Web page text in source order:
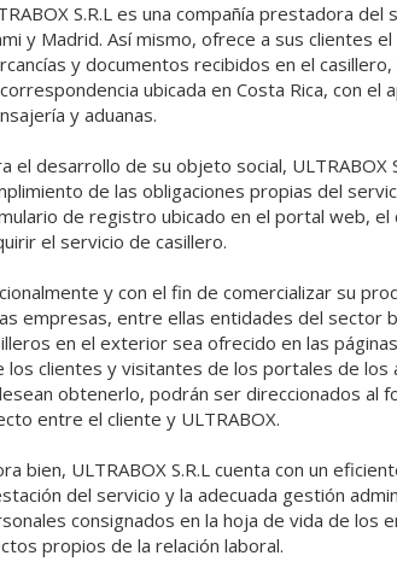
S.R.L es una compañía prestadora
y Madrid. Así mismo, ofrece a sus clientes
y documentos recibidos en el
ubicada en Costa Rica, con
y aduanas.
el desarrollo de su objeto social, ULTRABOX
de las obligaciones propias del
de registro ubicado en el portal web,
el servicio de casillero.
y con el fin de comercializar su
empresas, entre ellas entidades del sector
en el exterior sea ofrecido en las
los clientes y visitantes de los portales de los
obtenerlo, podrán ser direccionados al
entre el cliente y ULTRABOX.
bien, ULTRABOX S.R.L cuenta con un
del servicio y la adecuada gestión
consignados en la hoja de vida de los
propios de la relación laboral.